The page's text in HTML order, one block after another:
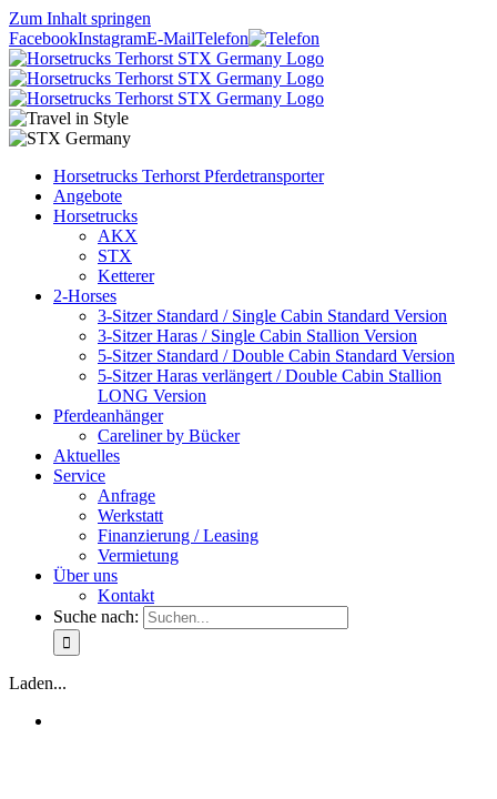
Zum Inhalt springen
FacebookInstagramE-MailTelefon
Horsetrucks Terhorst Pferdetransporter
Angebote
Horsetrucks
AKX
STX
Ketterer
2-Horses
3-Sitzer Standard / Single Cabin Standard Version
3-Sitzer Haras / Single Cabin Stallion Version
5-Sitzer Standard / Double Cabin Standard Version
5-Sitzer Haras verlängert / Double Cabin Stallion
LONG Version
Pferdeanhänger
Careliner by Bücker
Aktuelles
Service
Anfrage
Werkstatt
Finanzierung / Leasing
Vermietung
Über uns
Kontakt
Suche nach:
Laden...